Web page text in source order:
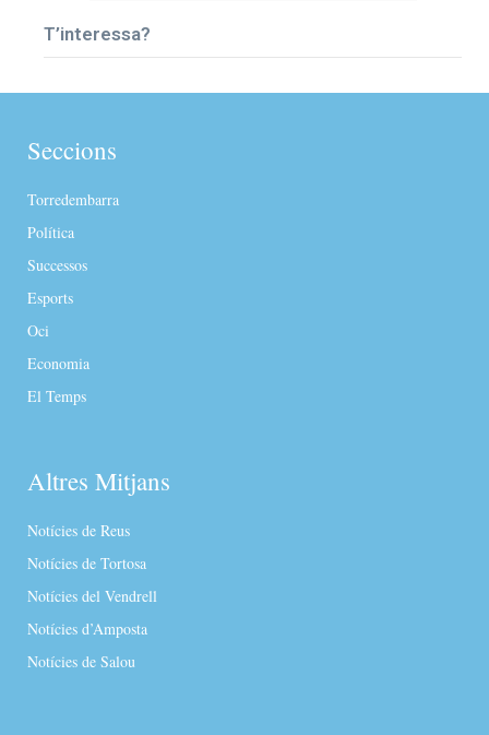
T’interessa?
Seccions
Torredembarra
Política
Successos
Esports
Oci
Economia
El Temps
Altres Mitjans
Notícies de Reus
Notícies de Tortosa
Notícies del Vendrell
Notícies d’Amposta
Notícies de Salou